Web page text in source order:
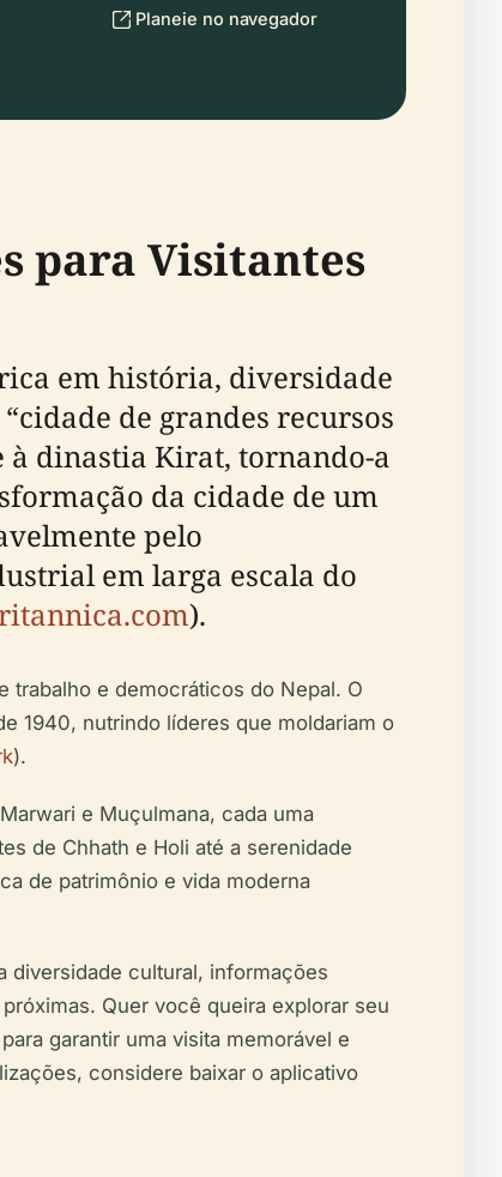
Planeie no navegador
para Visitantes
em história, diversidade
de grandes recursos
à dinastia Kirat, tornando-a
da cidade de um
pelo
em larga escala do
).
trabalho e democráticos do Nepal. O
1940, nutrindo líderes que moldariam o
).
e Muçulmana, cada uma
de Chhath e Holi até a serenidade
de patrimônio e vida moderna
diversidade cultural, informações
Quer você queira explorar seu
garantir uma visita memorável e
considere baixar o aplicativo